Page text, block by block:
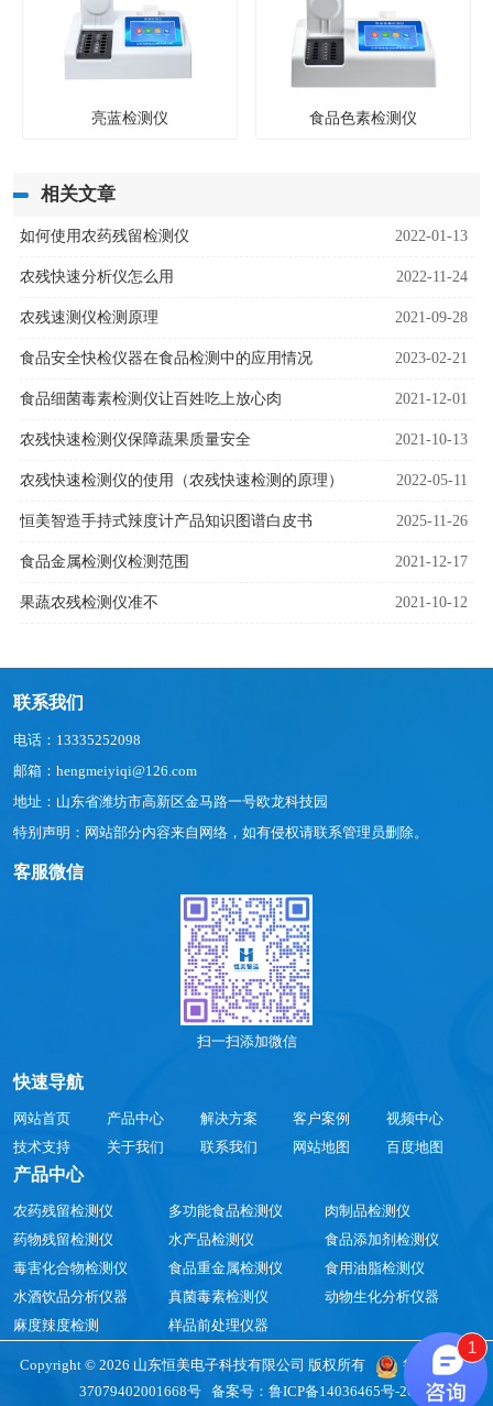
亮蓝检测仪 食品色素检测仪
相关文章
如何使用农药残留检测仪 2022-01-13
农残快速分析仪怎么用 2022-11-24
农残速测仪检测原理 2021-09-28
食品安全快检仪器在食品检测中的应用情况 2023-02-21
食品细菌毒素检测仪让百姓吃上放心肉 2021-12-01
农残快速检测仪保障蔬果质量安全 2021-10-13
农残快速检测仪的使用（农残快速检测的原理） 2022-05-11
恒美智造手持式辣度计产品知识图谱白皮书 2025-11-26
食品金属检测仪检测范围 2021-12-17
果蔬农残检测仪准不 2021-10-12
联系我们
电话：13335252098
邮箱：hengmeiyiqi@126.com
地址：山东省潍坊市高新区金马路一号欧龙科技园
特别声明：网站部分内容来自网络，如有侵权请联系管理员删除。
客服微信
扫一扫添加微信
快速导航
网站首页 产品中心 解决方案 客户案例
视频中心
技术支持
关于我们 联系我们 网站地图 百度地图
产品中心
农药残留检测仪 多功能食品检测仪
肉制品检测仪
药物残留检测仪
水产品检测仪
食品添加剂检测仪
毒害化合物检测仪
食品重金属检测仪
食用油脂检测仪
水酒饮品分析仪器
真菌毒素检测仪
动物生化分析仪器
麻度辣度检测
样品前处理仪器
Copyright © 2026 山东恒美电子科技有限公司 版权所有
鲁公网安备
37079402001668号备案号： 鲁ICP备14036465号-26
1